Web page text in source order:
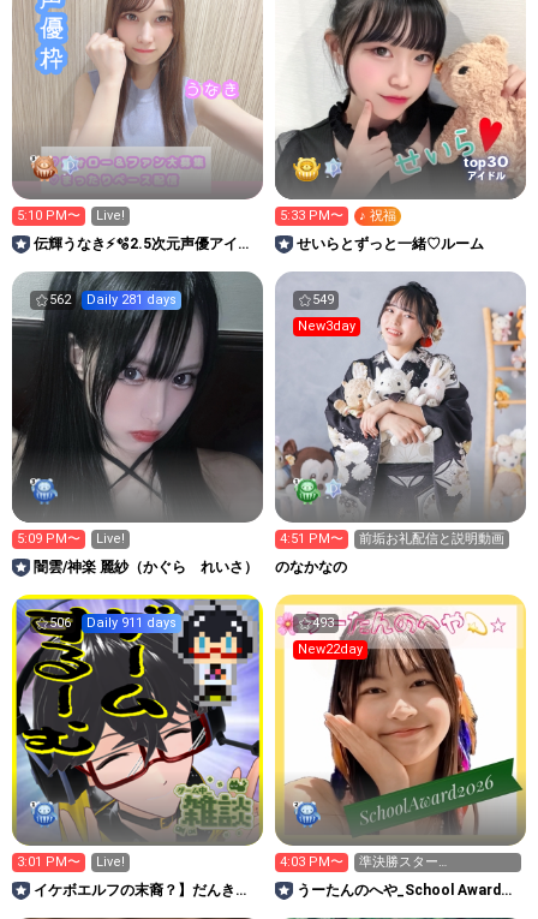
5:10 PM〜 Live!
伝輝うなき⚡️🫧2.5次元声優アイド
top30
アイドル
5:33 PM〜 ♪ 祝福
せいらとずっと一緒♡ルーム
562 Daily 281 days
5:09 PM〜 Live!
闇雲/神楽 麗紗（かぐら れいさ）
549
New3day
4:51 PM〜 前垢お礼配信と説明動画
のなかなの
506 Daily 911 days
3:01 PM〜 Live!
イケボエルフの末裔？】だんきゅ
493
New22day
4:03 PM〜
準決勝スター
ト！！！！！！！！！
うーたんのへや_School Award